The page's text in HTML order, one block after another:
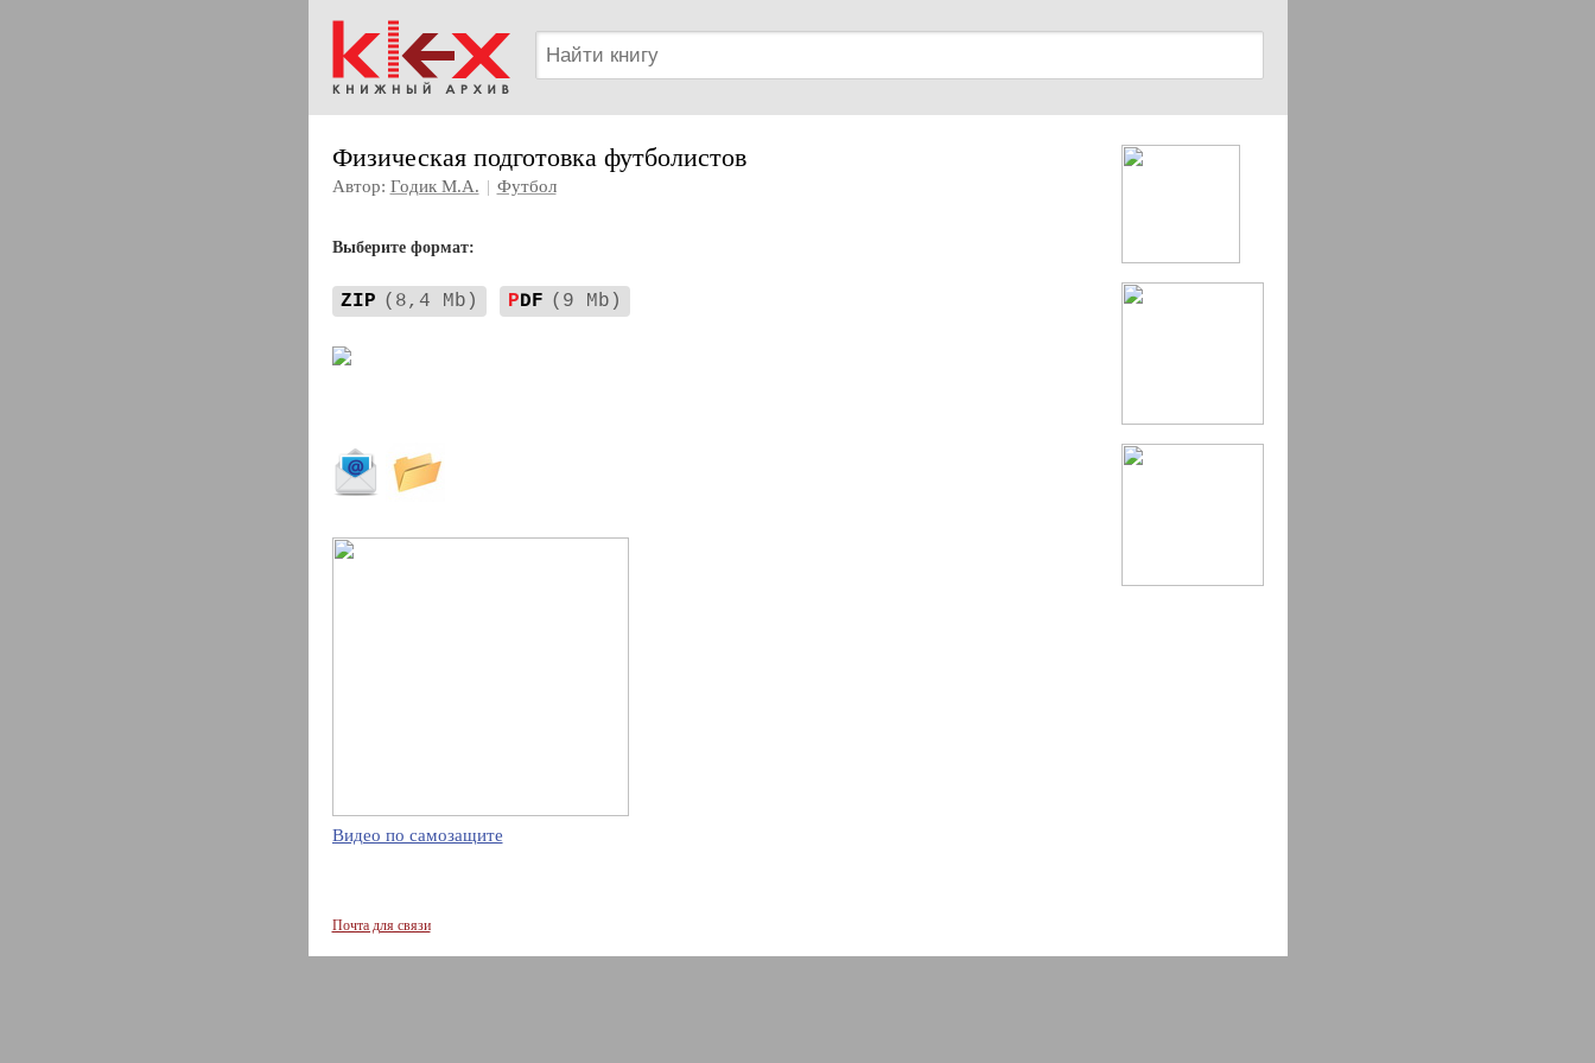
Физическая подготовка футболистов
Автор: Годик М.А. | Футбол
Выберите формат:
ZIP (8,4 Mb) PDF (9 Mb)
Видео по самозащите
Почта для связи